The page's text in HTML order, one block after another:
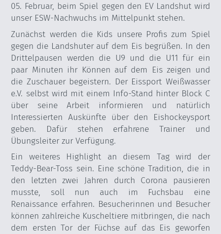
05. Februar, beim Spiel gegen den EV Landshut wird
unser ESW-Nachwuchs im Mittelpunkt stehen.
Zunächst werden die Kids unsere Profis zum Spiel
gegen die Landshuter auf dem Eis begrüßen. In den
Drittelpausen werden die U9 und die U11 für ein
paar Minuten ihr Können auf dem Eis zeigen und
die Zuschauer begeistern. Der Eissport Weißwasser
e.V. selbst wird mit einem Info-Stand hinter Block C
über seine Arbeit informieren und natürlich
Interessierten Auskünfte über den Eishockeysport
geben. Dafür stehen erfahrene Trainer und
Übungsleiter zur Verfügung.
Ein weiteres Highlight an diesem Tag wird der
Teddy-Bear-Toss sein. Eine schöne Tradition, die in
den letzten zwei Jahren durch Corona pausieren
musste, soll nun auch im Fuchsbau eine
Renaissance erfahren. Besucherinnen und Besucher
können zahlreiche Kuscheltiere mitbringen, die nach
dem ersten Tor der Füchse auf das Eis geworfen